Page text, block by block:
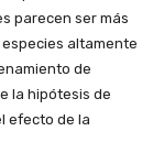
parecen ser más
altamente
de
la hipótesis de
efecto de la